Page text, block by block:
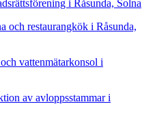
i Råsunda, Solna
och restaurangkök i Råsunda,
vattenmätarkonsol i
av avloppsstammar i